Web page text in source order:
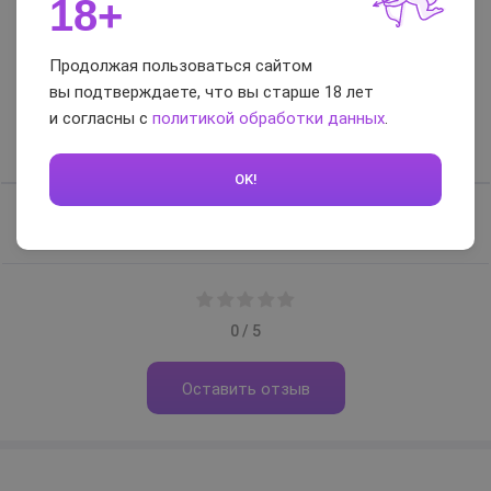
Отзывы и вопросы-
ответы
Отзывы Вопросы-ответы
0 / 5
Оставить отзыв
18+
Продолжая пользоваться сайтом
вы подтверждаете, что вы старше 18 лет
и согласны с политикой обработки данных.
OK!